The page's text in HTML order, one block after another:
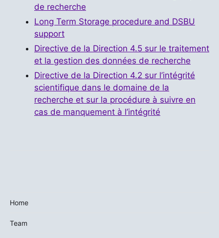
de recherche
Long Term Storage procedure and DSBU
support
Directive de la Direction 4.5 sur le traitement
et la gestion des données de recherche
Directive de la Direction 4.2 sur l’intégrité
scientifique dans le domaine de la
recherche et sur la procédure à suivre en
cas de manquement à l’intégrité
Home
Team